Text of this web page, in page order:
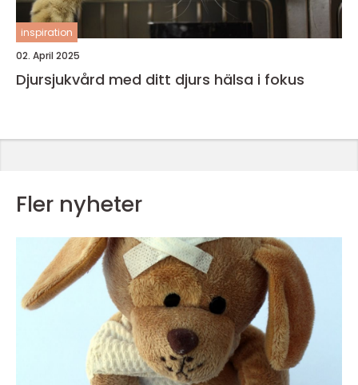
inspiration
02. April 2025
Djursjukvård med ditt djurs hälsa i fokus
Fler nyheter